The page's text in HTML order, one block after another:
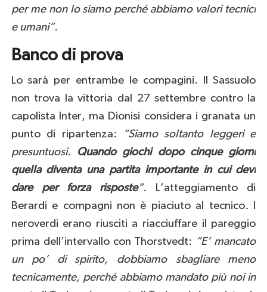
per me non lo siamo perché abbiamo valori tecnici
e umani”.
Banco di prova
Lo sarà per entrambe le compagini. Il Sassuolo
non trova la vittoria dal 27 settembre contro la
capolista Inter, ma Dionisi considera i granata un
punto di ripartenza:
“Siamo soltanto leggeri e
presuntuosi.
Quando giochi dopo cinque giorni
quella diventa una partita importante in cui devi
dare per forza risposte“. L’atteggiamento di
Berardi e compagni non è piaciuto al tecnico. I
neroverdi erano riusciti a riacciuffare il pareggio
prima dell’intervallo con Thorstvedt: “E’ mancato
un po’ di spirito, dobbiamo sbagliare meno
tecnicamente, perché abbiamo mandato più noi in